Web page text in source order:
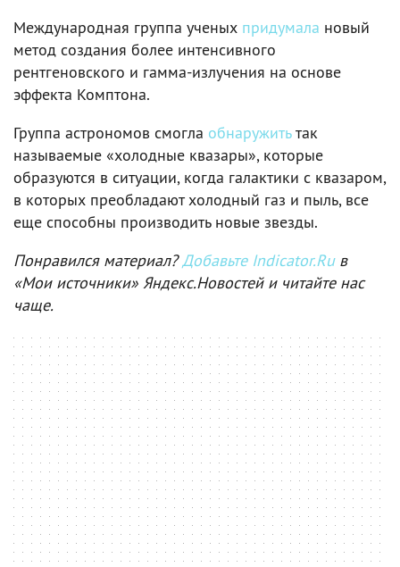
Международная группа ученых придумала новый
метод создания более интенсивного
рентгеновского и гамма-излучения на основе
эффекта Комптона.
Группа астрономов смогла обнаружитьтак
называемые «холодные квазары», которые
образуются в ситуации, когда галактики с квазаром,
в которых преобладают холодный газ и пыль, все
еще способны производить новые звезды.
Понравился материал?Добавьте Indicator.Ruв
«Мои источники» Яндекс.Новостей и читайте нас
чаще.